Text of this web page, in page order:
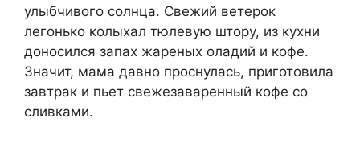
улыбчивого солнца. Свежий ветерок
легонько колыхал тюлевую штору, из кухни
доносился запах жареных оладий и кофе.
Значит, мама давно проснулась, приготовила
завтрак и пьет свежезаваренный кофе со
сливками.